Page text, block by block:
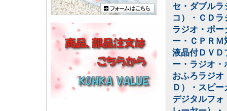
セ・ダブル
コ）・ＣＤ
ラジオ・ポ
ー・ＣＰＲ
液晶付ＤＶＤ
ー・ラジオ
おふろラジ
Ｄ）・スピ
デジタルフ